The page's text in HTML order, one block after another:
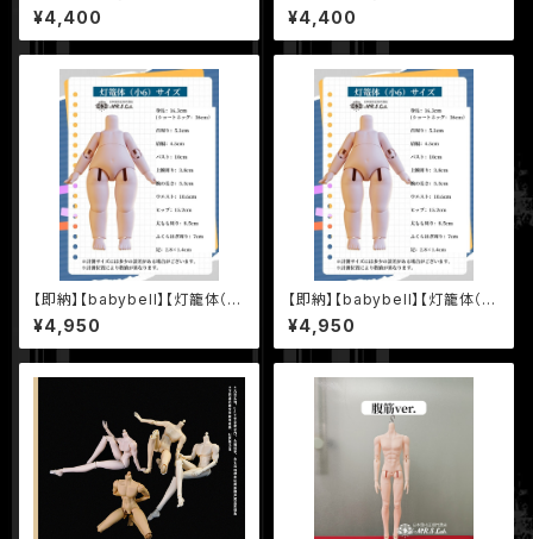
普通ver.】22.0cm BJD 球体関
節人形 ボディ
¥4,400
5・腹筋ver.】23.5cm BJD 球
体関節人形 ボディ
¥4,400
【即納】【babybell】【灯籠体（小
6）・「ショートネックver.」】16.0
cm 1/6 BJD 球体関節人形 ボ
ディ
¥4,950
【即納】【babybell】【灯籠体（小
6）「ロングネックver.」】16.3cm
1/6 BJD 球体関節人形 ボディ
¥4,950